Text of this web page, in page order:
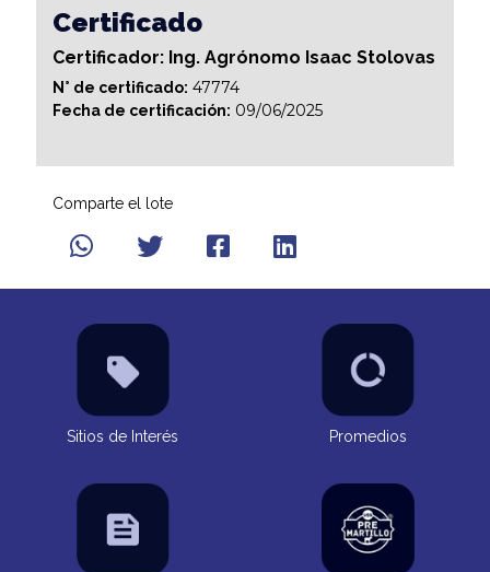
Certificado
Certificador: Ing. Agrónomo Isaac Stolovas
N° de certificado: 47774
Fecha de certificación: 09/06/2025
Comparte el lote
Sitios de Interés Promedios